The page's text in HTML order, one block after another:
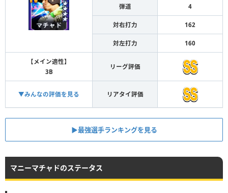
弾道 4
対右打力 162
対左打力 160
【メイン適性】
3B
リーグ評価
▼みんなの評価を見る リアタイ評価
▶︎最強選手ランキングを見る
マニーマチャドのステータス